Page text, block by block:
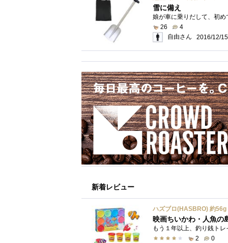
雪に備え
26
4
自由さん
2016/12/15
新着レビュー
映画ちいかわ・人魚
2
0